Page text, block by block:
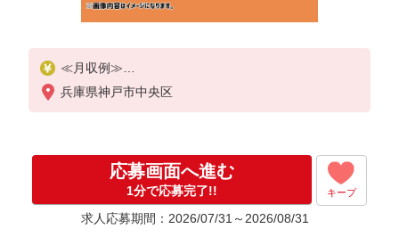
≪月収例≫
時給1520円×20日勤務＝243,200円
深夜割増(380円)×60時間＝22,800円
【合計】334,000円
兵庫県神戸市中央区
応募画面へ進む
1分で応募完了!! キープ
求人応募期間：2026/07/31～2026/08/31